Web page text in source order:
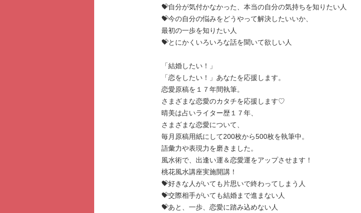
💝自分が気付かなかった、本当の自分の気持ちを知りたい人
💝今の自分の悩みをどうやって解決したいいか、
最初の一歩を知りたい人
💝とにかくいろいろな話を聞いて欲しい人
「結婚したい！」
「恋をしたい！」あなたを応援します。
恋愛原稿を１７年間執筆。
さまざまな恋愛のカタチを応援します♡
晴美は占いライター歴１７年、
さまざまな恋愛について、
毎月原稿用紙にして200枚から500枚を執筆中。
語彙力や表現力を磨きました。
風水術で、出逢い運＆恋愛運をアップさせます！
桃花風水講座実施開講！
💝好きな人がいても片思いで終わってしまう人
💝交際相手がいても結婚まで進まない人
💝あと、一歩、恋愛に踏み込めない人